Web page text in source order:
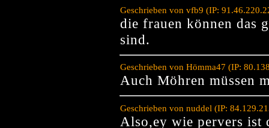
Geschrieben von vfb9 (IP:
die frauen können das
sind.
Geschrieben von Hömma47 (IP:
Auch Möhren müssen
Geschrieben von nuddel (IP:
Also,ey wie pervers ist